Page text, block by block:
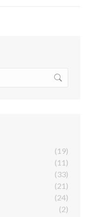
(19)
(11)
(33)
(21)
(24)
(2)